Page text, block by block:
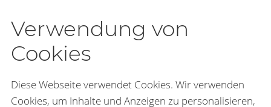
Verwendung von
Cookies
Diese Webseite verwendet Cookies. Wir verwenden
Cookies, um Inhalte und Anzeigen zu personalisieren,